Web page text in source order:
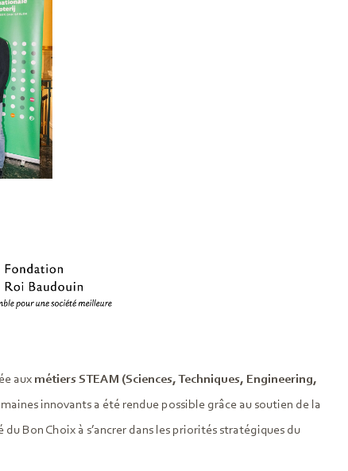
aux métiers STEAM (Sciences, Techniques, Engineering,
innovants a été rendue possible grâce au soutien de la
Bon Choix à s’ancrer dans les priorités stratégiques du